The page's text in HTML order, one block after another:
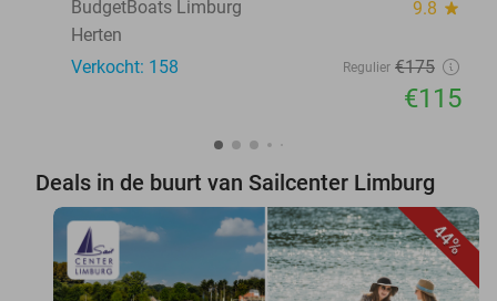
BudgetBoats Limburg
9.8 star
Herten
Verkocht: 158
Regulier €175
€115
Deals in de buurt van Sailcenter Limburg
44%